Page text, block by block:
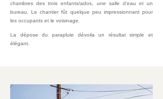
chambres des trois enfants/ados, une salle d'eau et un
bureau.Le chantier fût quelque peu impressionnant pour
les occupants et le voisinage.
La dépose du parapluie dévoila un résultat simple et
élégant.